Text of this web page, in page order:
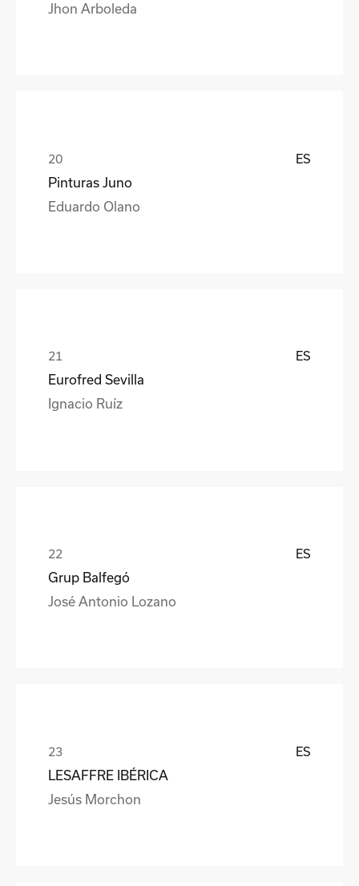
Jhon Arboleda
ES
Pinturas Juno
Eduardo Olano
ES
Eurofred Sevilla
Ignacio Ruíz
ES
Grup Balfegó
José Antonio Lozano
ES
LESAFFRE IBÉRICA
Jesús Morchon